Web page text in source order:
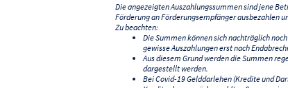
Die angezeigten Auszahlungssummen sind jene
Förderung an Förderungsempfänger ausbezahlen
Zu beachten:
Die Summen können sich nachträglich
gewisse Auszahlungen erst nach
Aus diesem Grund werden die Summen
dargestellt werden.
Bei Covid-19 Gelddarlehen (Kredite und